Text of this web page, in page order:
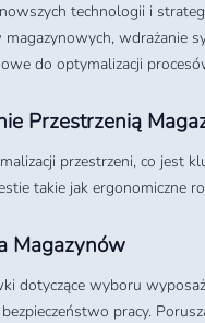
technologii i
wdrażanie
do optymalizacji
Przestrzenią
przestrzeni, co
takie jak ergonomiczne
Magazynów
dotyczące wyboru
pracy.